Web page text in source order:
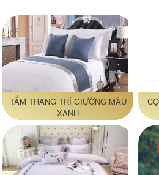
TẤM TRANG TRÍ GIƯỜNG MÀU
XANH